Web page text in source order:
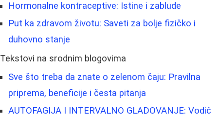
Hormonalne kontraceptive: Istine i zablude
Put ka zdravom životu: Saveti za bolje fizičko i
duhovno stanje
Tekstovi na srodnim blogovima
Sve što treba da znate o zelenom čaju: Pravilna
priprema, beneficije i česta pitanja
AUTOFAGIJA I INTERVALNO GLADOVANJE: Vodič